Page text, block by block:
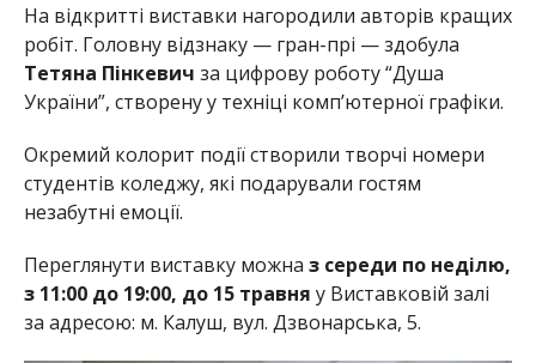
На відкритті виставки нагородили авторів кращих
робіт. Головну відзнаку — гран-прі — здобула
Тетяна Пінкевич за цифрову роботу “Душа
України”, створену у техніці комп’ютерної графіки.
Окремий колорит події створили творчі номери
студентів коледжу, які подарували гостям
незабутні емоції.
Переглянути виставку можна з середи по неділю,
з 11:00 до 19:00, до 15 травня у Виставковій залі
за адресою: м. Калуш, вул. Дзвонарська, 5.